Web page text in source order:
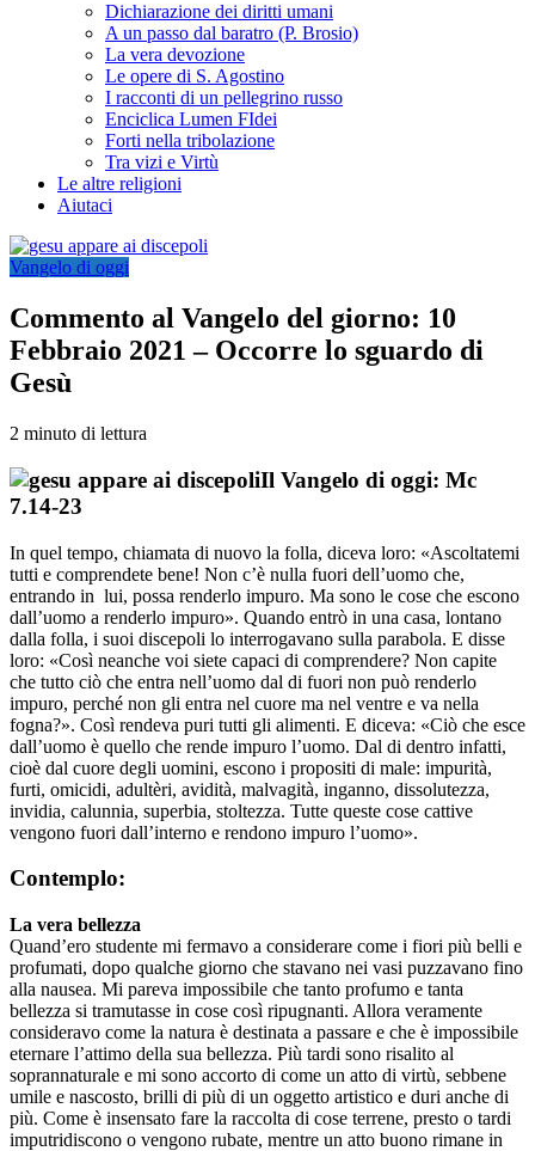
Dichiarazione dei diritti umani
A un passo dal baratro (P. Brosio)
La vera devozione
Le opere di S. Agostino
I racconti di un pellegrino russo
Enciclica Lumen FIdei
Forti nella tribolazione
Tra vizi e Virtù
Le altre religioni
Aiutaci
Vangelo di oggi
Commento al Vangelo del giorno: 10
Febbraio 2021 – Occorre lo sguardo di
Gesù
2 minuto di lettura
Il Vangelo di oggi: Mc
7.14-23
In quel tempo, chiamata di nuovo la folla, diceva loro: «Ascoltatemi
tutti e comprendete bene! Non c’è nulla fuori dell’uomo che,
entrando in lui, possa renderlo impuro. Ma sono le cose che escono
dall’uomo a renderlo impuro». Quando entrò in una casa, lontano
dalla folla, i suoi discepoli lo interrogavano sulla parabola. E disse
loro: «Così neanche voi siete capaci di comprendere? Non capite
che tutto ciò che entra nell’uomo dal di fuori non può renderlo
impuro, perché non gli entra nel cuore ma nel ventre e va nella
fogna?». Così rendeva puri tutti gli alimenti. E diceva: «Ciò che esce
dall’uomo è quello che rende impuro l’uomo. Dal di dentro infatti,
cioè dal cuore degli uomini, escono i propositi di male: impurità,
furti, omicidi, adultèri, avidità, malvagità, inganno, dissolutezza,
invidia, calunnia, superbia, stoltezza. Tutte queste cose cattive
vengono fuori dall’interno e rendono impuro l’uomo».
Contemplo:
La vera bellezza
Quand’ero studente mi fermavo a considerare come i fiori più belli e
profumati, dopo qualche giorno che stavano nei vasi puzzavano fino
alla nausea. Mi pareva impossibile che tanto profumo e tanta
bellezza si tramutasse in cose così ripugnanti. Allora veramente
consideravo come la natura è destinata a passare e che è impossibile
eternare l’attimo della sua bellezza. Più tardi sono risalito al
soprannaturale e mi sono accorto di come un atto di virtù, sebbene
umile e nascosto, brilli di più di un oggetto artistico e duri anche di
più. Come è insensato fare la raccolta di cose terrene, presto o tardi
imputridiscono o vengono rubate, mentre un atto buono rimane in